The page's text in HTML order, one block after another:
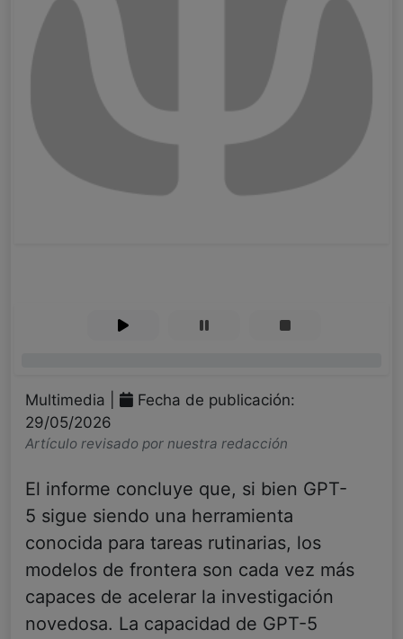
Multimedia |
Fecha de publicación:
29/05/2026
Artículo revisado por nuestra redacción
El informe concluye que, si bien GPT-
5 sigue siendo una herramienta
conocida para tareas rutinarias, los
modelos de frontera son cada vez más
capaces de acelerar la investigación
novedosa. La capacidad de GPT-5